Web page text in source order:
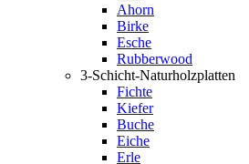
Ahorn
Birke
Esche
Rubberwood
3-Schicht-Naturholzplatten
Fichte
Kiefer
Buche
Eiche
Erle